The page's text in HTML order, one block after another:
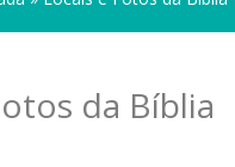
da Bíblia